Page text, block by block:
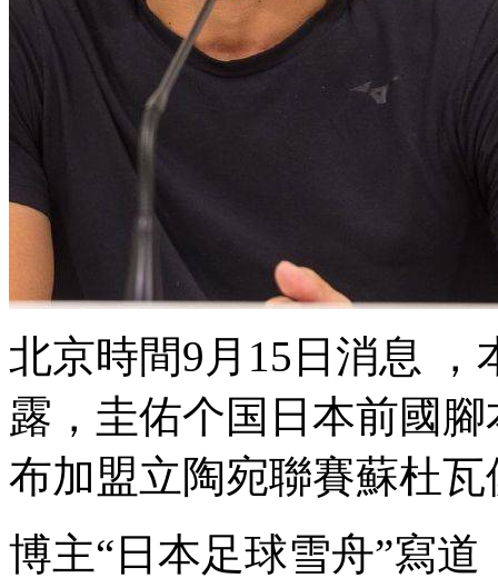
北京時間9月15日消息
露，圭佑个国日本前
布加盟立陶宛聯賽蘇杜瓦
博主“日本足球雪舟”寫道